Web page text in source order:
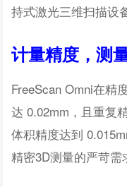
持式激光三维扫描设
计量精度，测
FreeScan Omni在精
达 0.02mm，且重复
体积精度达到
精密3D测量的严苛需